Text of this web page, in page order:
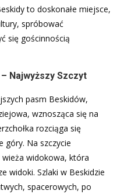
to doskonałe miejsce,
spróbować
się gościnnością
Najwyższy Szczyt
pasm Beskidów,
wznosząca się na
rozciąga się
góry. Na szczycie
widokowa, która
widoki. Szlaki w Beskidzie
spacerowych, po